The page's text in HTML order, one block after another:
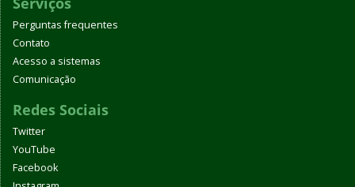
Perguntas frequentes
Contato
Acesso a sistemas
Comunicação
Redes Sociais
Twitter
YouTube
Facebook